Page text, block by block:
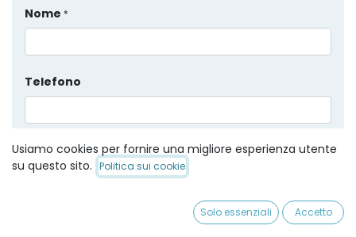
Nome *
Telefono
Email*
Usiamo cookies per fornire una migliore esperienza utente
su questo sito. Politica sui cookie
Solo essenziali Accetto